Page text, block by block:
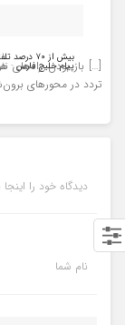
بیش از
پیام خلیج فارس- تاریخ :
تردد در محورهای
دیدگاه خود را
نام شما